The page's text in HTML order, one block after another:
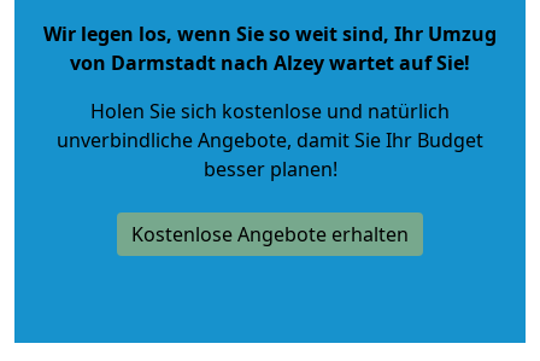
Wir legen los, wenn Sie so weit sind, Ihr Umzug
von Darmstadt nach Alzey wartet auf Sie!
Holen Sie sich kostenlose und natürlich
unverbindliche Angebote, damit Sie Ihr Budget
besser planen!
Kostenlose Angebote erhalten